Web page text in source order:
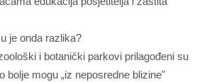
je onda razlika?
i botanički parkovi prilagođeni su
bolje mogu „iz neposredne blizine"